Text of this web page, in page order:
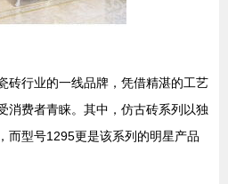
砖行业的一线品牌，凭借精湛的工艺
消费者青睐。其中，仿古砖系列以独
而型号1295更是该系列的明星产品